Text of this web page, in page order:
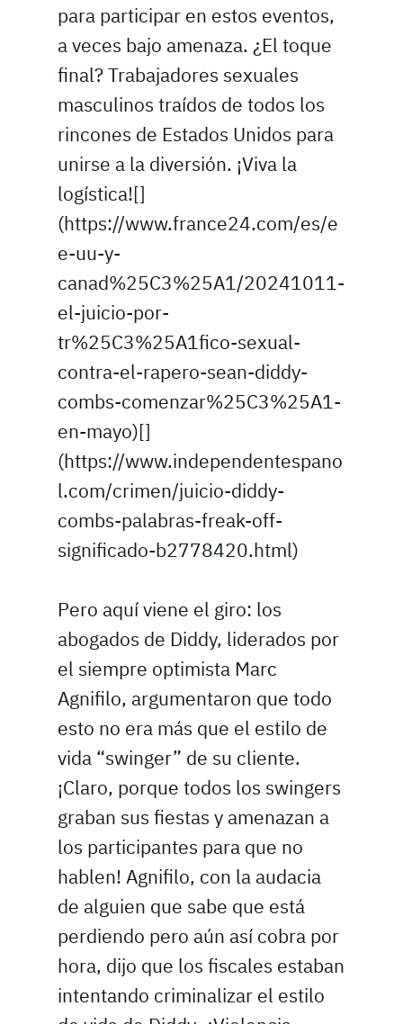
para participar en estos eventos,
a veces bajo amenaza. ¿El toque
final? Trabajadores sexuales
masculinos traídos de todos los
rincones de Estados Unidos para
unirse a la diversión. ¡Viva la
logística![]
(https://www.france24.com/es/e
e-uu-y-
canad%25C3%25A1/20241011-
el-juicio-por-
tr%25C3%25A1fico-sexual-
contra-el-rapero-sean-diddy-
combs-comenzar%25C3%25A1-
en-mayo)[]
(https://www.independentespano
l.com/crimen/juicio-diddy-
combs-palabras-freak-off-
significado-b2778420.html)
Pero aquí viene el giro: los
abogados de Diddy, liderados por
el siempre optimista Marc
Agnifilo, argumentaron que todo
esto no era más que el estilo de
vida “swinger” de su cliente.
¡Claro, porque todos los swingers
graban sus fiestas y amenazan a
los participantes para que no
hablen! Agnifilo, con la audacia
de alguien que sabe que está
perdiendo pero aún así cobra por
hora, dijo que los fiscales estaban
intentando criminalizar el estilo